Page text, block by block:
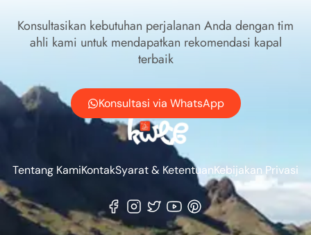
Konsultasikan kebutuhan perjalanan Anda dengan tim
ahli kami untuk mendapatkan rekomendasi kapal
terbaik
Konsultasi via WhatsApp
Tentang KamiKontakSyarat & KetentuanKebijakan Privasi